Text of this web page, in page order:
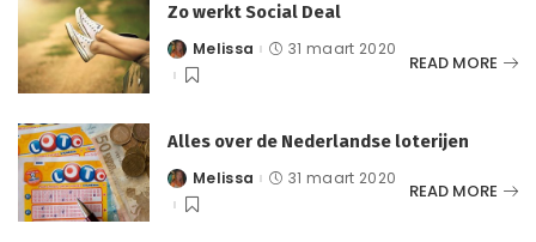
Zo werkt Social Deal
Posted
by
Melissa 31 maart 2020
READ MORE
Alles over de Nederlandse loterijen
Posted
by
Melissa 31 maart 2020
READ MORE